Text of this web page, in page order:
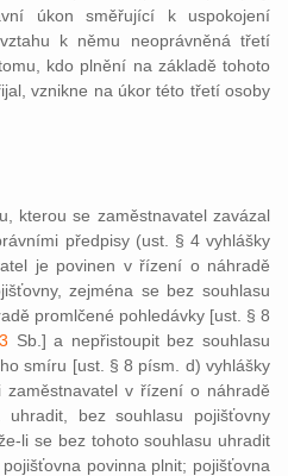
úkon směřující k uspokojení
k němu neoprávněná třetí
kdo plnění na základě tohoto
vznikne na úkor této třetí osoby
kterou se zaměstnavatel zavázal
předpisy (ust. § 4 vyhlášky
je povinen v řízení o náhradě
zejména se bez souhlasu
promlčené pohledávky [ust. § 8
Sb.] a nepřistoupit bez souhlasu
smíru [ust. § 8 písm. d) vyhlášky
zaměstnavatel v řízení o náhradě
bez souhlasu pojišťovny
li se bez tohoto souhlasu uhradit
povinna plnit; pojišťovna